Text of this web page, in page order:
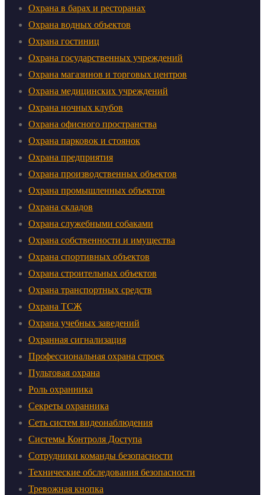
Охрана в барах и ресторанах
Охрана водных объектов
Охрана гостиниц
Охрана государственных учреждений
Охрана магазинов и торговых центров
Охрана медицинских учреждений
Охрана ночных клубов
Охрана офисного пространства
Охрана парковок и стоянок
Охрана предприятия
Охрана производственных объектов
Охрана промышленных объектов
Охрана складов
Охрана служебными собаками
Охрана собственности и имущества
Охрана спортивных объектов
Охрана строительных объектов
Охрана транспортных средств
Охрана ТСЖ
Охрана учебных заведений
Охранная сигнализация
Профессиональная охрана строек
Пультовая охрана
Роль охранника
Секреты охранника
Сеть систем видеонаблюдения
Системы Контроля Доступа
Сотрудники команды безопасности
Технические обследования безопасности
Тревожная кнопка